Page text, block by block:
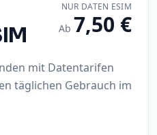
NUR DATEN ESIM
Ab 7,50 €
mit Datentarifen
täglichen Gebrauch im